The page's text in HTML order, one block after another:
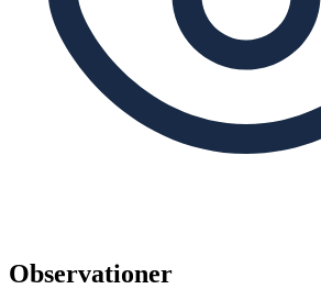
Observationer